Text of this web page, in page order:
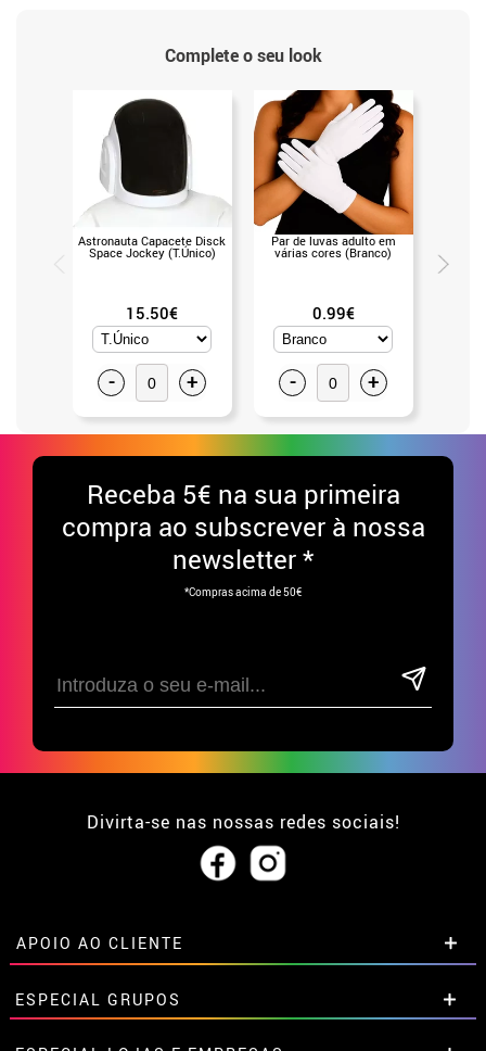
Complete o seu look
Astronauta Capacete Disck
Space Jockey (T.Único)
15.50€
- +
Par de luvas adulto em
várias cores (Branco)
0.99€
- +
Receba 5€ na sua primeira
compra ao subscrever à nossa
newsletter *
*Compras acima de 50€
Divirta-se nas nossas redes sociais!
APOIO AO CLIENTE
• Sobre nós
• Condições de venda
ESPECIAL GRUPOS